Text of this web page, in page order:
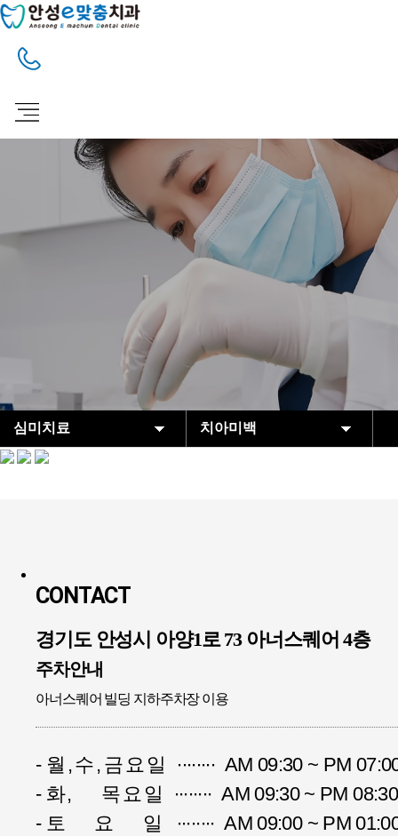
심미치료
안성e맞춤치과
일반치료
상담&커뮤니티
치아미백
CONTACT
경기도 안성시 아양1로 73 아너스퀘어 4층
주차안내
아너스퀘어 빌딩 지하주차장 이용
- 월,수,금요일
∙∙∙∙∙∙∙∙ AM 09:30 ~ PM
- 화, 목요일
∙∙∙∙∙∙∙∙ AM 09:30 ~ PM
- 토 요 일
∙∙∙∙∙∙∙∙ AM 09:00 ~ PM